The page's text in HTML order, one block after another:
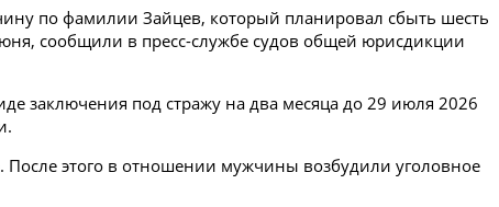
по фамилии Зайцев, который планировал сбыть шесть
сообщили в пресс-службе судов общей юрисдикции
заключения под стражу на два месяца до 29 июля 2026
этого в отношении мужчины возбудили уголовное